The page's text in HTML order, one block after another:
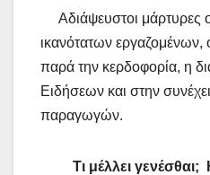
Αδιάψευστοι μάρτυρες
ικανότατων εργαζομένων,
παρά την κερδοφορία, η
Ειδήσεων και στην
παραγωγών.
Τι μέλλει γενέσθαι;